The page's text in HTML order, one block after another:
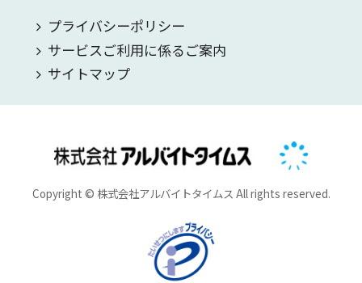
プライバシーポリシー
サービスご利用に係るご案内
サイトマップ
Copyright © 株式会社アルバイトタイムス All rights reserved.